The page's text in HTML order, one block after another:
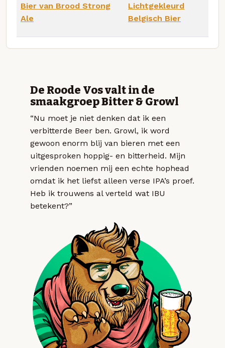
Bier van Brood Strong
Ale
Lichtgekleurd
Belgisch Bier
De Roode Vos valt in de
smaakgroep Bitter & Growl
“Nu moet je niet denken dat ik een
verbitterde Beer ben. Growl, ik word
gewoon enorm blij van bieren met een
uitgesproken hoppig- en bitterheid. Mijn
vrienden noemen mij een echte hophead
omdat ik het liefst alleen verse IPA’s proef.
Heb ik trouwens al verteld wat IBU
betekent?”